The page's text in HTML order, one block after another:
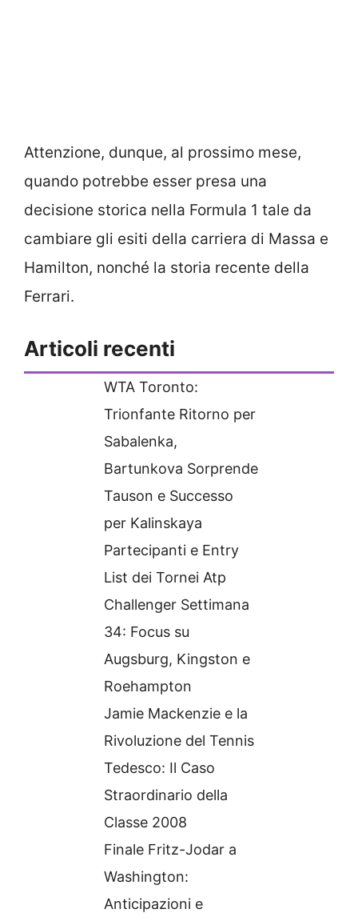
Attenzione, dunque, al prossimo mese,
quando potrebbe esser presa una
decisione storica nella Formula 1 tale da
cambiare gli esiti della carriera di Massa e
Hamilton, nonché la storia recente della
Ferrari.
Articoli recenti
WTA Toronto:
Trionfante Ritorno per
Sabalenka,
Bartunkova Sorprende
Tauson e Successo
per Kalinskaya
Partecipanti e Entry
List dei Tornei Atp
Challenger Settimana
34: Focus su
Augsburg, Kingston e
Roehampton
Jamie Mackenzie e la
Rivoluzione del Tennis
Tedesco: Il Caso
Straordinario della
Classe 2008
Finale Fritz-Jodar a
Washington:
Anticipazioni e